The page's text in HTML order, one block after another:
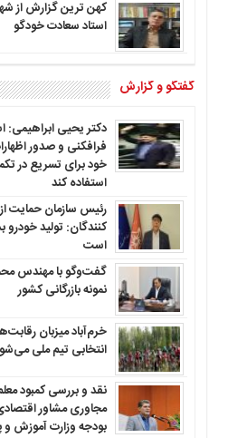
کهن ترین گزارش از
استاد سعادت خودگو
گفتگو و گزارش
دکتر یحیی ابراهیمی:
فرافکنی و صدور
خود برای تسریع در
استفاده کند
رئیس سازمان حمایت
کنندگان: تولید
است
گفت‌وگو با مهندس
نمونه بازرگانی کشور
خرم‌آباد میزبان
انتخابی تیم ملی
نقد و بررسی کمبود
مجاوری مشاور
بودجه وزارت آموزش